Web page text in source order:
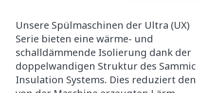
Unsere Spülmaschinen der Ultra (UX)
Serie bieten eine wärme- und
schalldämmende Isolierung dank der
doppelwandigen Struktur des Sammic
Insulation Systems. Dies reduziert den